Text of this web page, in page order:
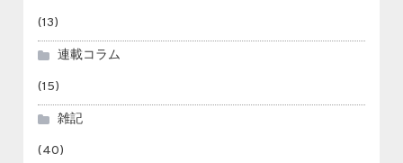
(13)
連載コラム
(15)
雑記
(40)